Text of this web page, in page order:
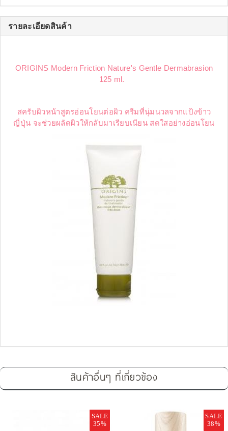
รายละเอียดสินค้า
ORIGINS Modern Friction Nature's Gentle Dermabrasion
125 ml.
สครับผิวหน้าสูตรอ่อนโยนต่อผิว ครีมที่นุ่มนวลจากแป้งข้าว
ญี่ปุ่น จะช่วยผลัดผิวให้กลับมาเรียบเนียน สดใสอย่างอ่อนโยน
สินค้าอื่นๆ ที่เกี่ยวข้อง
SALE
35%
SALE
38%